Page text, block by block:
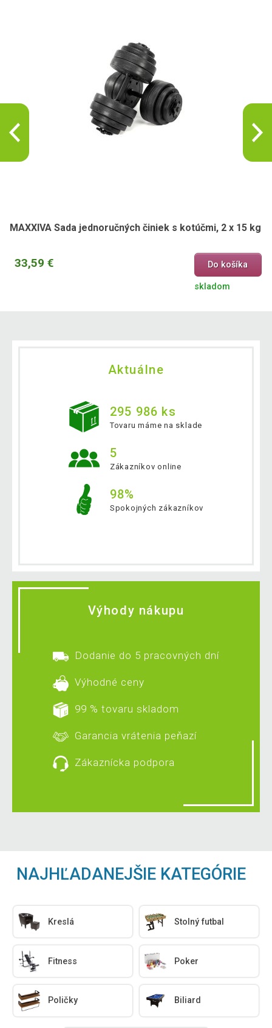
MAXXIVA Sada jednoručných činiek s kotúčmi, 2 x 15 kg
33,59 € Do košíka
skladom
Aktuálne
295 986 ks
Tovaru máme na sklade
5
Zákazníkov online
98%
Spokojných zákazníkov
Výhody nákupu
Dodanie do 5 pracovných dní
Výhodné ceny
99 % tovaru skladom
Garancia vrátenia peňazí
Zákaznícka podpora
NAJHĽADANEJŠIE KATEGÓRIE
Kreslá Stolný futbal
Fitness Poker
Poličky Biliard